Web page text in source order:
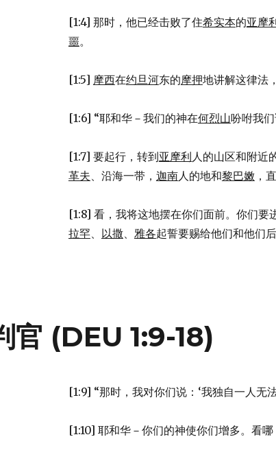
[1:4] 那时，他已经击败了住希实本的亚摩
噩。
[1:5] 摩西在约旦河东的摩押地讲解这律法
[1:6] “耶和华－我们的神在何烈山吩咐我
[1:7] 要起行，转到亚摩利人的山区和附近
革夫、沿海一带， 迦南人的地和黎巴嫩，
[1:8] 看，我将这地摆在你们面前。你们要
拉罕、 以撒、 雅各起誓要赐给他们和他们
官 (DEU 1:9-18)
[1:9] “那时，我对你们说：‘我独自一人无
[1:10] 耶和华－你们的神使你们增多。看